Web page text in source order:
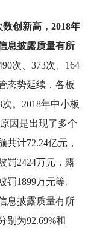
创新高，2018年
息披露质量有所
次、373次、164
态势延续，各板
。2018年中小板
因是出现了多个
计72.24亿元，
罚2424万元，露
1899万元等。
息披露质量有所
别为92.69%和